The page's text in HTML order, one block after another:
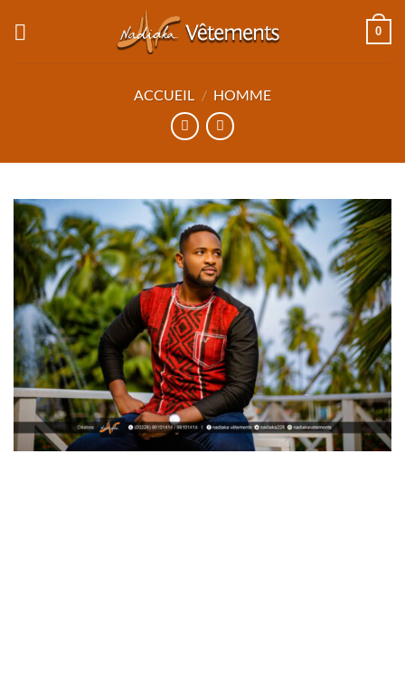
0
ACCUEIL / HOMME